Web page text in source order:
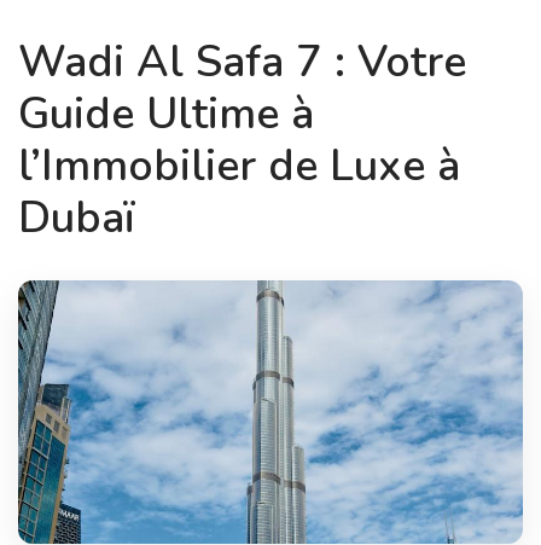
Wadi Al Safa 7 : Votre
Guide Ultime à
l’Immobilier de Luxe à
Dubaï